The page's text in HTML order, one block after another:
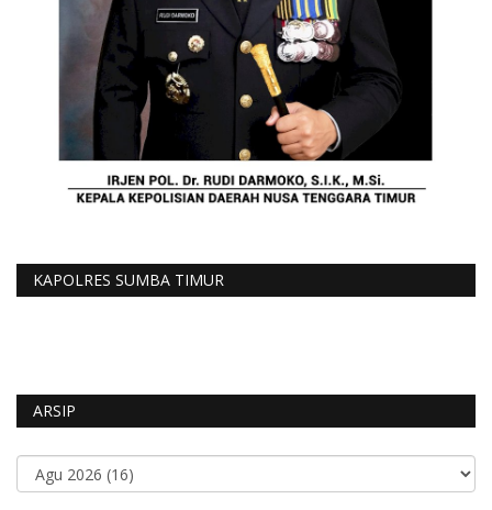
KAPOLRES SUMBA TIMUR
ARSIP